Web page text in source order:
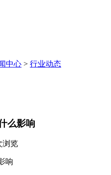
中心 > 行业动态
么影响
浏览
响